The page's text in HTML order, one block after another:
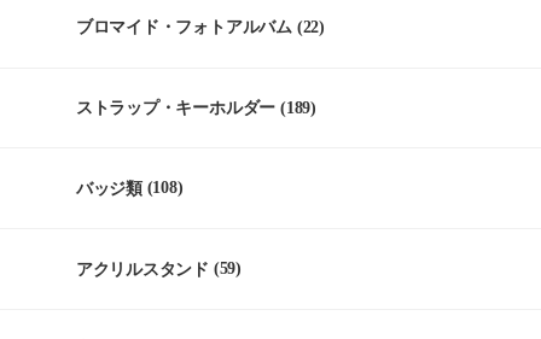
ブロマイド・フォトアルバム (22)
ストラップ・キーホルダー (189)
バッジ類(108)
アクリルスタンド (59)